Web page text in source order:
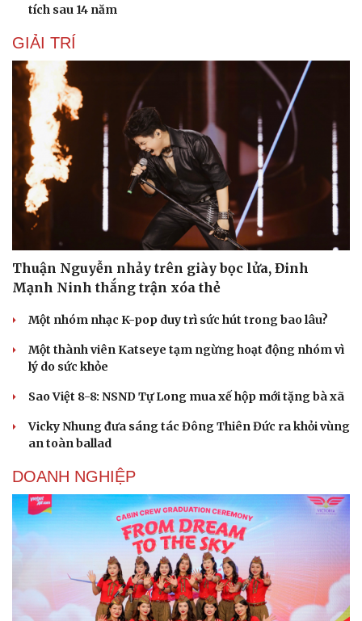
Du lịch
Tư vấn
Săn Tour
check-in
Podcast
Câu chuyện thời sự
Đọc truyện đêm khuya
Cửa sổ tình yêu
Kể chuyện cho bé
Hạt giống tâm hồn
tích sau 14 năm
GIẢI TRÍ
Thuận Nguyễn nhảy trên giày bọc lửa, Đinh
Mạnh Ninh thắng trận xóa thẻ
Một nhóm nhạc K-pop duy trì sức hút trong bao lâu?
Một thành viên Katseye tạm ngừng hoạt động nhóm vì
lý do sức khỏe
Sao Việt 8-8: NSND Tự Long mua xế hộp mới tặng bà xã
Vicky Nhung đưa sáng tác Đông Thiên Đức ra khỏi vùng
an toàn ballad
DOANH NGHIỆP